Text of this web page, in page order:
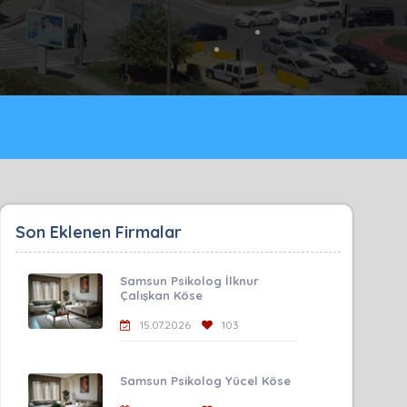
Son Eklenen Firmalar
Samsun Psikolog İlknur
Çalışkan Köse
15.07.2026 103
Samsun Psikolog Yücel Köse